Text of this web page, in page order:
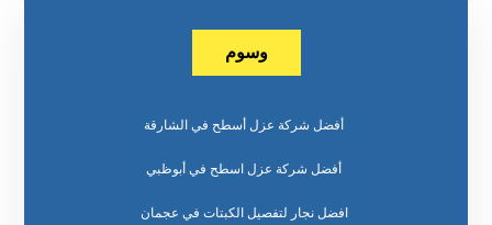
وسوم
أفضل شركة عزل أسطح في الشارقة
أفضل شركة عزل اسطح في أبوظبي
افضل نجار لتفصيل الكبتات في عجمان